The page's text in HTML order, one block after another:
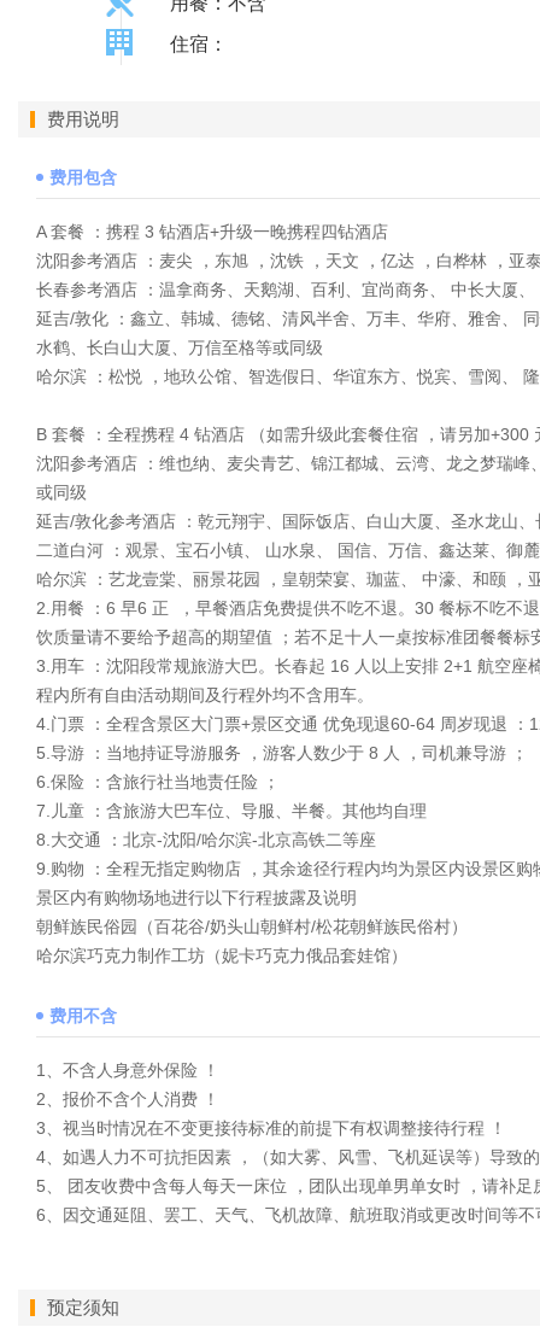
住宿：
费用说明
费用包含
A 套餐 ：携程 3 钻酒店+升级一晚携程四钻酒店
沈阳参考酒店 ：麦尖 ，东旭 ，沈铁 ，天文 ，亿达 ，白桦林 ，
长春参考酒店 ：温拿商务、天鹅湖、百利、宜尚商务、 中长大厦
延吉/敦化 ：鑫立、韩城、德铭、清风半舍、万丰、华府、雅舍、
水鹤、长白山大厦、万信至格等或同级
哈尔滨 ：松悦 ，地玖公馆、智选假日、华谊东方、悦宾、雪阅、
B 套餐 ：全程携程 4 钻酒店 （如需升级此套餐住宿 ，请另加+300
沈阳参考酒店 ：维也纳、麦尖青艺、锦江都城、云湾、龙之梦瑞
或同级
延吉/敦化参考酒店 ：乾元翔宇、国际饭店、白山大厦、圣水龙山
二道白河 ：观景、宝石小镇、 山水泉、 国信、万信、鑫达莱、御
哈尔滨 ：艺龙壹棠、丽景花园 ，皇朝荣宴、珈蓝、 中濠、和颐
2.用餐 ：6 早6 正 ，早餐酒店免费提供不吃不退。30 餐标不吃不
饮质量请不要给予超高的期望值 ；若不足十人一桌按标准团餐餐
3.用车 ：沈阳段常规旅游大巴。长春起 16 人以上安排 2+1 航空
程内所有自由活动期间及行程外均不含用车。
4.门票 ：全程含景区大门票+景区交通 优免现退60-64 周岁现退
5.导游 ：当地持证导游服务 ，游客人数少于 8 人 ，司机兼导游 ；
6.保险 ：含旅行社当地责任险 ；
7.儿童 ：含旅游大巴车位、导服、半餐。其他均自理
8.大交通 ：北京-沈阳/哈尔滨-北京高铁二等座
9.购物 ：全程无指定购物店 ，其余途径行程内均为景区内设景区
景区内有购物场地进行以下行程披露及说明
朝鲜族民俗园（百花谷/奶头山朝鲜村/松花朝鲜族民俗村）
哈尔滨巧克力制作工坊（妮卡巧克力俄品套娃馆）
费用不含
1、不含人身意外保险 ！
2、报价不含个人消费 ！
3、视当时情况在不变更接待标准的前提下有权调整接待行程 ！
4、如遇人力不可抗拒因素 ，（如大雾、风雪、飞机延误等）导致
5、 团友收费中含每人每天一床位 ，团队出现单男单女时 ，请补
6、因交通延阻、罢工、天气、飞机故障、航班取消或更改时间等
预定须知